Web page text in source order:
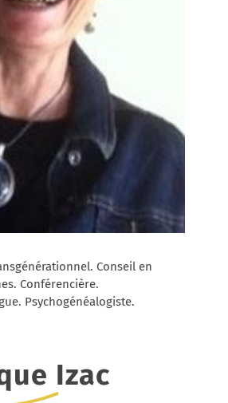
Conseil en
Conférencière.
Psychogénéalogiste.
Izac